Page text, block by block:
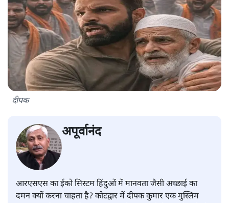
दीपक
अपूर्वानंद
आरएसएस का ईको सिस्टम हिंदुओं में मानवता जैसी अच्छाई का
दमन क्यों करना चाहता है? कोटद्वार में दीपक कुमार एक मुस्लिम